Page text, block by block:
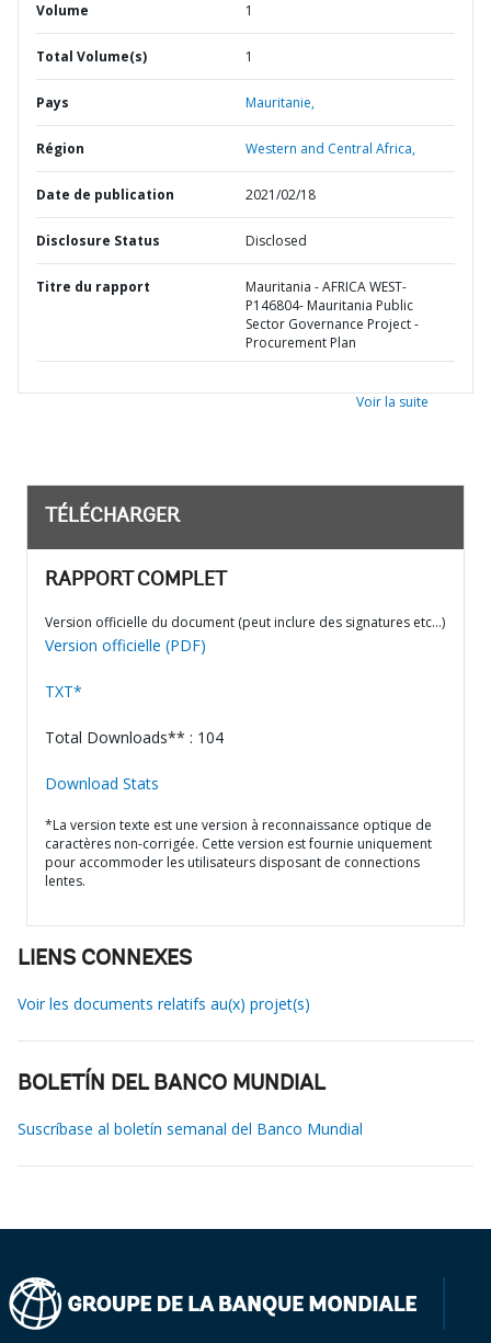
Volume 1
Total Volume(s) 1
Pays Mauritanie,
Région Western and Central Africa,
Date de publication 2021/02/18
Disclosure Status Disclosed
Titre du rapport
Mauritania - AFRICA WEST-
P146804- Mauritania Public
Sector Governance Project -
Procurement Plan
Voir la suite
TÉLÉCHARGER
RAPPORT COMPLET
Version officielle du document (peut inclure des signatures etc…)
Version officielle (PDF)
TXT*
Total Downloads** : 104
Download Stats
*La version texte est une version à reconnaissance optique de
caractères non-corrigée. Cette version est fournie uniquement
pour accommoder les utilisateurs disposant de connections
lentes.
LIENS CONNEXES
Voir les documents relatifs au(x) projet(s)
BOLETÍN DEL BANCO MUNDIAL
Suscríbase al boletín semanal del Banco Mundial